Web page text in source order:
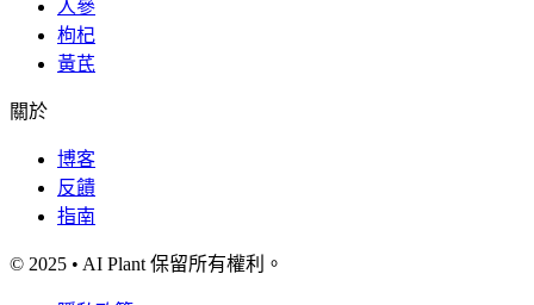
人參
枸杞
黃芪
關於
博客
反饋
指南
© 2025 • AI Plant 保留所有權利。